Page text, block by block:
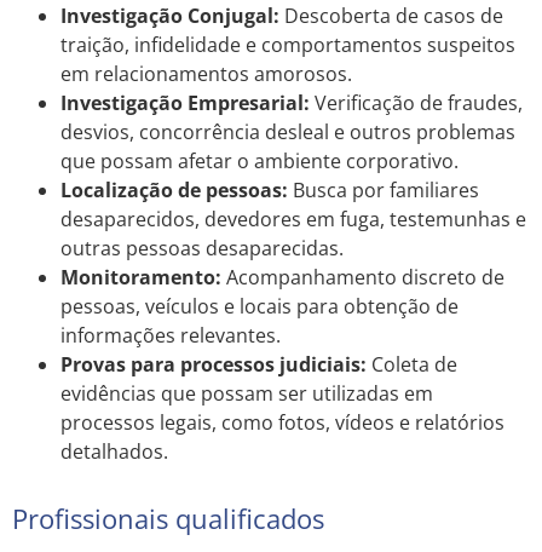
Investigação Conjugal: Descoberta de casos de
traição, infidelidade e comportamentos suspeitos
em relacionamentos amorosos.
Investigação Empresarial: Verificação de fraudes,
desvios, concorrência desleal e outros problemas
que possam afetar o ambiente corporativo.
Localização de pessoas: Busca por familiares
desaparecidos, devedores em fuga, testemunhas e
outras pessoas desaparecidas.
Monitoramento: Acompanhamento discreto de
pessoas, veículos e locais para obtenção de
informações relevantes.
Provas para processos judiciais: Coleta de
evidências que possam ser utilizadas em
processos legais, como fotos, vídeos e relatórios
detalhados.
Profissionais qualificados